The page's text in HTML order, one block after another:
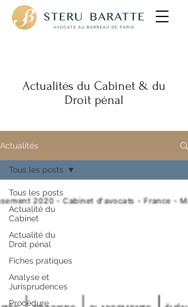
Actualités
Tous les posts
Actualité du
Cabinet
Actualité du
Droit pénal
Fiches pratiques
Analyse et
Jurisprudences
Procédure
Tous les posts
Actualités du Cabinet & du
Droit pénal